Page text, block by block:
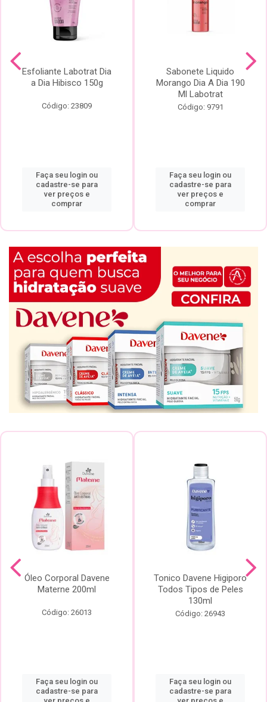
Esfoliante Labotrat Dia
a Dia Hibisco 150g
Código: 23809
Faça seu login ou
cadastre-se para
ver preços e
comprar
Sabonete Liquido
Morango Dia A Dia 190
Ml Labotrat
Código: 9791
Faça seu login ou
cadastre-se para
ver preços e
comprar
Óleo Corporal Davene
Materne 200ml
Código: 26013
Faça seu login ou
cadastre-se para
Tonico Davene Higiporo
Todos Tipos de Peles
130ml
Código: 26943
Faça seu login ou
cadastre-se para